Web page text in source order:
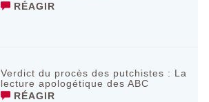
RÉAGIR
Verdict du procès des putchistes : La
lecture apologétique des ABC
RÉAGIR